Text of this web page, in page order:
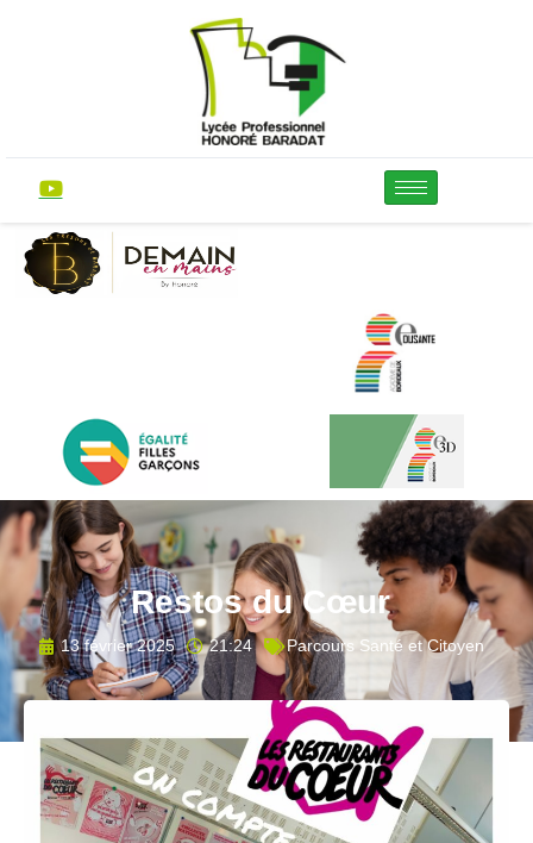
Restos du Cœur
13 février 2025 21:24 Parcours Santé et Citoyen